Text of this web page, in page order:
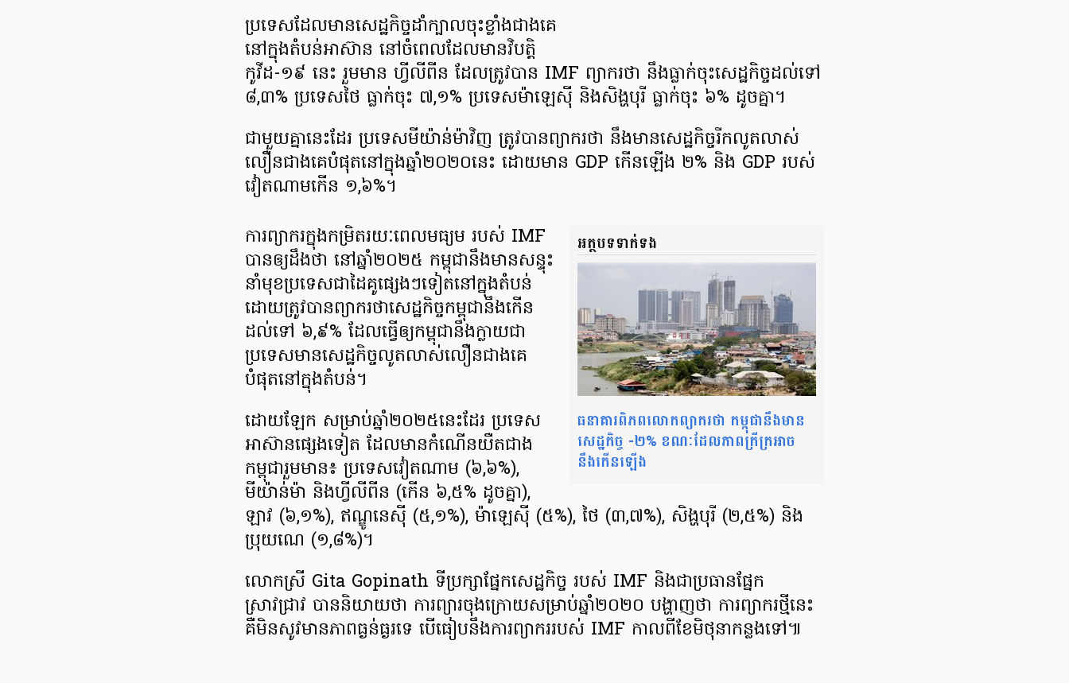
ប្រទេស​ដែលមាន​សេដ្ឋកិច្ច​ដាំក្បាលចុះ​ខ្លាំងជាងគេ
នៅក្នុង​​តំបន់​អាស៊ាន នៅចំពេល​ដែលមាន​វិបត្តិ​
កូវីដ-១៩ នេះ រួមមាន ហ្វីលីពីន ដែល​ត្រូវបាន​ IMF ព្យាករថា នឹងធ្លាក់ចុះ​សេដ្ឋកិច្ច​ដល់ទៅ
៨,៣% ប្រទេសថៃ ធ្លាក់ចុះ ៧,១% ប្រទេស​ម៉ាឡេស៊ី និងសិង្ហបុរី ធ្លាក់ចុះ ៦% ដូចគ្នា។
ជាមួយគ្នានេះដែរ ប្រទេស​មីយ៉ាន់ម៉ាវិញ ត្រូវបាន​ព្យាករថា នឹង​មានសេដ្ឋកិច្ច​រីកលូតលាស់​
លឿន​ជាងគេ​បំផុត​នៅ​ក្នុងឆ្នាំ​២០២០នេះ ដោយមាន​ GDP កើនឡើង ២% និង GDP របស់​
វៀតណាម​កើន ១,៦%។
អត្ថបទទាក់ទង
ធនាគារពិភពលោកព្យាករថា កម្ពុជានឹងមាន
សេដ្ឋកិច្ច -២% ខណៈដែលភាពក្រីក្រអាច
នឹងកើនឡើង
ការព្យាករ​ក្នុងកម្រិត​រយៈពេល​មធ្យម របស់ IMF
បាន​ឲ្យដឹងថា នៅឆ្នាំ២០២៥ កម្ពុជា​នឹង​មាន​សន្ទុះ​
នាំមុខ​ប្រទេស​ជាដៃគូ​ផ្សេងៗទៀត​នៅក្នុង​តំបន់
ដោយត្រូវបាន​ព្យាករថា ​សេដ្ឋកិច្ច​កម្ពុជា​នឹងកើន
ដល់ទៅ ៦,៩% ដែល​ធ្វើឲ្យ​កម្ពុជា​នឹងក្លាយ​ជា​
ប្រទេស​មានសេដ្ឋកិច្ច​លូតលាស់​លឿន​ជាងគេ​
បំផុត​នៅក្នុង​តំបន់។
ដោយឡែក សម្រាប់​ឆ្នាំ២០២៥នេះដែរ ប្រទេស​
អាស៊ាន​​ផ្សេងទៀត ដែលមាន​កំណើន​យឺត​ជាង
កម្ពុជា​រួមមាន៖ ប្រទេសវៀតណាម (៦,៦%),
មីយ៉ាន់ម៉ា និងហ្វីលីពីន (កើន ៦,៥% ដូចគ្នា),
ឡាវ (៦,១%), ឥណ្ឌូនេស៊ី (៥,១%), ម៉ាឡេស៊ី (៥%), ថៃ (៣,៧%), សិង្ហបុរី (២,៥%) និង
ប្រុយណេ (១,៨%)។
លោកស្រី Gita Gopinath ទីប្រក្សា​ផ្នែកសេដ្ឋកិច្ច របស់​ IMF និងជាប្រធាន​ផ្នែក
ស្រាវជ្រាវ បាន​និយាយថា ការព្យារ​ចុងក្រោយ​សម្រាប់​ឆ្នាំ​២០២០ បង្ហាញថា ការព្យាករ​ថ្មីនេះ
គឺមិនសូវ​មានភាពធ្ងន់ធ្ងរទេ បើធៀបនឹង​ការព្យាករ​របស់​ IMF កាលពីខែ​មិថុនា​កន្លងទៅ៕